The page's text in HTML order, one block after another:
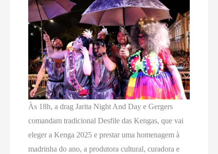
Às 18h, a drag Jarita Night And Day e Gergers
comandam tradicional Desfile das Kengas, que vai
eleger a Kenga 2025 e prestar uma homenagem à
madrinha do ano, a produtora cultural, curadora e